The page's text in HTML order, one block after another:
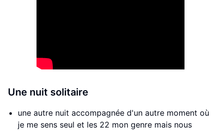
Une nuit solitaire
une autre nuit accompagnée d'un autre moment où
je me sens seul et les 22 mon genre mais nous